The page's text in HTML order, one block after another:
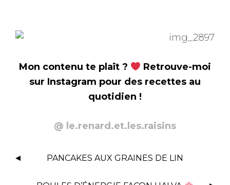
Mon contenu te plaît ?
Retrouve-moi
sur Instagram pour des recettes au
quotidien !
@ le.renard.et.les.raisins
N
PANCAKES AUX GRAINES DE LIN